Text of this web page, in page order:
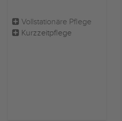
Vollstationäre Pflege
Kurzzeitpflege